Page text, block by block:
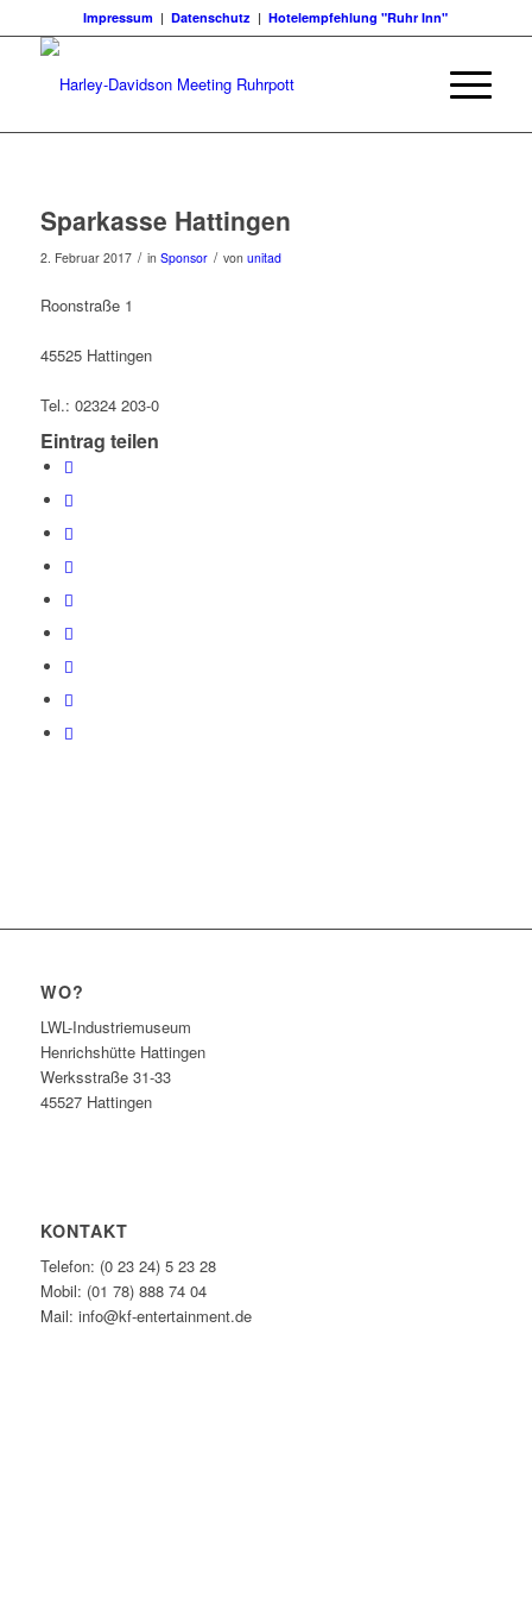
Impressum |Datenschutz |Hotelempfehlung "Ruhr Inn"
Sparkasse Hattingen
2. Februar 2017 / in Sponsor / von unitad
Roonstraße 1
45525 Hattingen
Tel.: 02324 203-0
Eintrag teilen
WO?
LWL-Industriemuseum
Henrichshütte Hattingen
Werksstraße 31-33
45527 Hattingen
KONTAKT
Telefon: (0 23 24) 5 23 28
Mobil: (01 78) 888 74 04
Mail: info@kf-entertainment.de